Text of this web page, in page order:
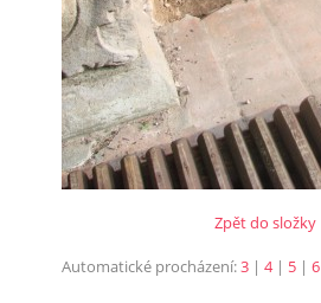
Zpět do složky
Automatické procházení:3 | 4| 5 | 6